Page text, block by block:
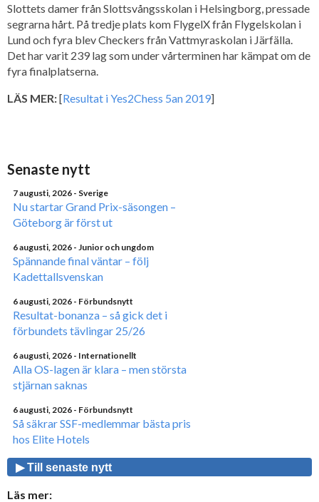
Slottets damer från Slottsvångsskolan i Helsingborg, pressade
segrarna hårt. På tredje plats kom FlygelX från Flygelskolan i
Lund och fyra blev Checkers från Vattmyraskolan i Järfälla.
Det har varit 239 lag som under vårterminen har kämpat om de
fyra finalplatserna.
LÄS MER:[Resultat i Yes2Chess 5an 2019]
Senaste nytt
7 augusti, 2026 - Sverige
Nu startar Grand Prix-säsongen –
Göteborg är först ut
6 augusti, 2026 - Junior och ungdom
Spännande final väntar – följ
Kadettallsvenskan
6 augusti, 2026 - Förbundsnytt
Resultat-bonanza – så gick det i
förbundets tävlingar 25/26
6 augusti, 2026 - Internationellt
Alla OS-lagen är klara – men största
stjärnan saknas
6 augusti, 2026 - Förbundsnytt
Så säkrar SSF-medlemmar bästa pris
hos Elite Hotels
▶ Till senaste nytt
Läs mer: